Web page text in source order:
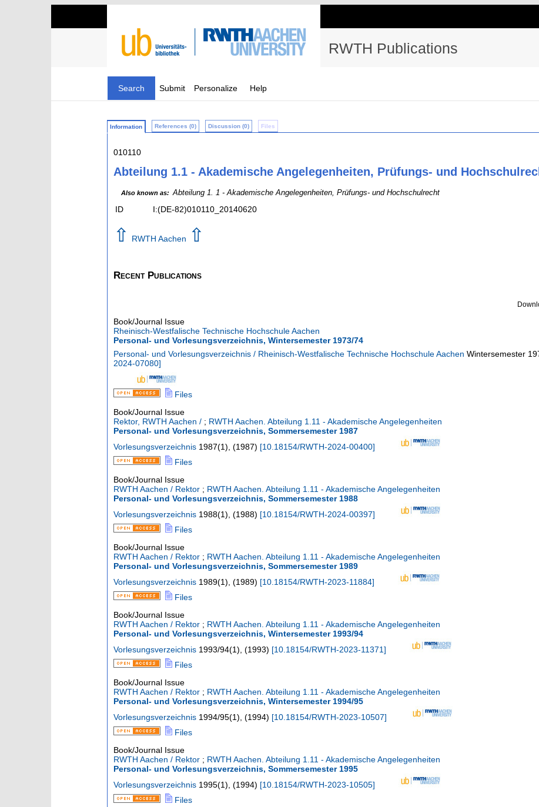
RWTH Publications
Search Submit Personalize Help
Information References (0) Discussion (0) Files
010110
Abteilung 1.1 - Akademische Angelegenheiten, Prüfungs- und
Also known as: Abteilung 1. 1 - Akademische Angelegenheiten, Prüfungs- und Hochschulrecht
ID I:(DE-82)010110_20140620
⇧ RWTH Aachen ⇧
Recent Publications
Book/Journal Issue
Rheinisch-Westfalische Technische Hochschule Aachen
Personal- und Vorlesungsverzeichnis, Wintersemester 1973/74
Personal- und Vorlesungsverzeichnis / Rheinisch-Westfalische Technische Hochschule Aachen Wintersemester
2024-07080]
Files
Book/Journal Issue
Rektor, RWTH Aachen / ; RWTH Aachen. Abteilung 1.11 - Akademische Angelegenheiten
Personal- und Vorlesungsverzeichnis, Sommersemester 1987
Vorlesungsverzeichnis 1987(1), (1987) [10.18154/RWTH-2024-00400]
Files
Book/Journal Issue
RWTH Aachen / Rektor ; RWTH Aachen. Abteilung 1.11 - Akademische Angelegenheiten
Personal- und Vorlesungsverzeichnis, Sommersemester 1988
Vorlesungsverzeichnis 1988(1), (1988) [10.18154/RWTH-2024-00397]
Files
Book/Journal Issue
RWTH Aachen / Rektor ; RWTH Aachen. Abteilung 1.11 - Akademische Angelegenheiten
Personal- und Vorlesungsverzeichnis, Sommersemester 1989
Vorlesungsverzeichnis 1989(1), (1989) [10.18154/RWTH-2023-11884]
Files
Book/Journal Issue
RWTH Aachen / Rektor ; RWTH Aachen. Abteilung 1.11 - Akademische Angelegenheiten
Personal- und Vorlesungsverzeichnis, Wintersemester 1993/94
Vorlesungsverzeichnis 1993/94(1), (1993) [10.18154/RWTH-2023-11371]
Files
Book/Journal Issue
RWTH Aachen / Rektor ; RWTH Aachen. Abteilung 1.11 - Akademische Angelegenheiten
Personal- und Vorlesungsverzeichnis, Wintersemester 1994/95
Vorlesungsverzeichnis 1994/95(1), (1994) [10.18154/RWTH-2023-10507]
Files
Book/Journal Issue
RWTH Aachen / Rektor ; RWTH Aachen. Abteilung 1.11 - Akademische Angelegenheiten
Personal- und Vorlesungsverzeichnis, Sommersemester 1995
Vorlesungsverzeichnis 1995(1), (1994) [10.18154/RWTH-2023-10505]
Files